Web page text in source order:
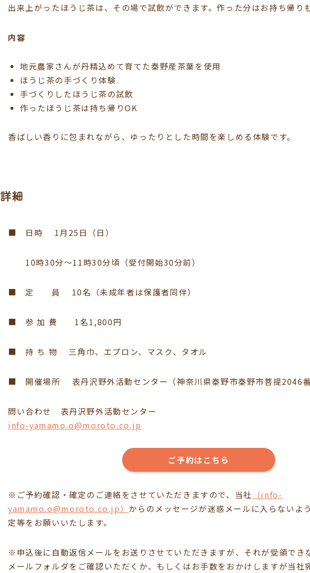
出来上がったほうじ茶は、その場で試飲ができます。作った分はお持ち帰り
内容
地元農家さんが丹精込めて育てた秦野産茶葉を使用
ほうじ茶の手づくり体験
手づくりしたほうじ茶の試飲
作ったほうじ茶は持ち帰りOK
香ばしい香りに包まれながら、ゆったりとした時間を楽しめる体験です。
詳細
■ 日時 1月25日（日）
10時30分～11時30分頃（受付開始30分前）
■ 定 員 10名（未成年者は保護者同伴）
■ 参 加 費 1名1,800円
■ 持 ち 物 三角巾、エプロン、マスク、タオル
■ 開催場所 表丹沢野外活動センター（神奈川県秦野市秦野市菩提2046
問い合わせ 表丹沢野外活動センター
info-yamamo.o@moroto.co.jp
ご予約はこちら
※ご予約確認・確定のご連絡をさせていただきますので、当社 （info-
yamamo.o@moroto.co.jp） からのメッセージが迷惑メールに入らないよ
定等をお願いいたします。
※申込後に自動返信メールをお送りさせていただきますが、それが受領でき
メールフォルダをご確認いただくか、もしくはお手数をおかけしますが当社